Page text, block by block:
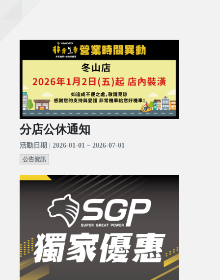
分店公休通知
活動日期 | 2026-01-01 ~ 2026-07-01
公告資訊